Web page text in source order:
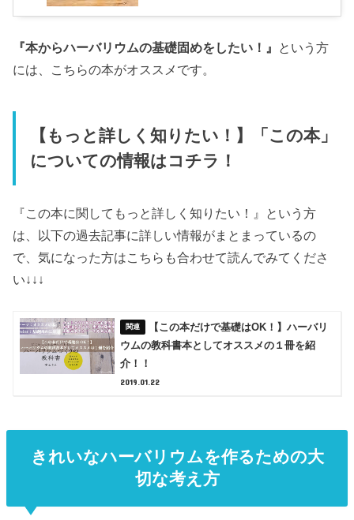
『本からハーバリウムの基礎固めをしたい！』 という方
には、こちらの本がオススメです。
【もっと詳しく知りたい！】「この本」
についての情報はコチラ！
『この本に関してもっと詳しく知りたい！』という方
は、以下の過去記事に詳しい情報がまとまっているの
で、気になった方はこちらも合わせて読んでみてくださ
い↓↓↓
【この本だけで基礎はOK！】ハーバリ
ウムの教科書本としてオススメの１冊を紹
介！！
2019.01.22
きれいなハーバリウムを作るための大
切な考え方